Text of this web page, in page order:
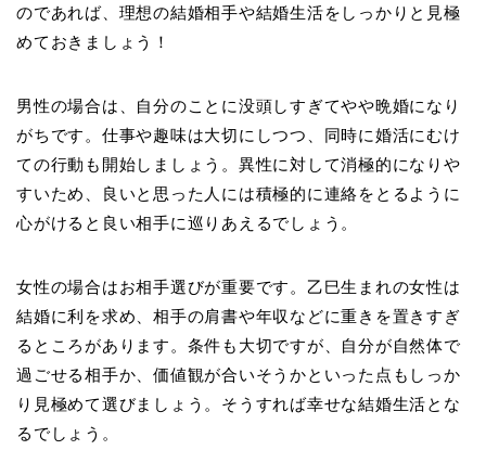
のであれば、理想の結婚相手や結婚生活をしっかりと見極
めておきましょう！
男性の場合は、自分のことに没頭しすぎてやや晩婚になり
がちです。仕事や趣味は大切にしつつ、同時に婚活にむけ
ての行動も開始しましょう。異性に対して消極的になりや
すいため、良いと思った人には積極的に連絡をとるように
心がけると良い相手に巡りあえるでしょう。
女性の場合はお相手選びが重要です。乙巳生まれの女性は
結婚に利を求め、相手の肩書や年収などに重きを置きすぎ
るところがあります。条件も大切ですが、自分が自然体で
過ごせる相手か、価値観が合いそうかといった点もしっか
り見極めて選びましょう。そうすれば幸せな結婚生活とな
るでしょう。